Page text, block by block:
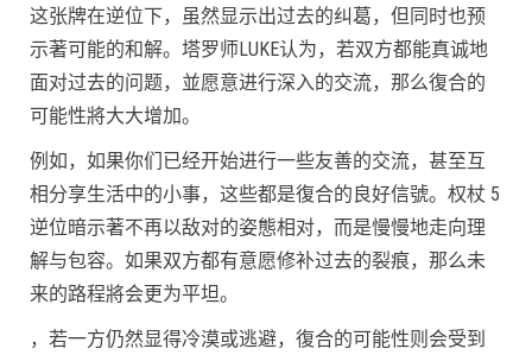
这张牌在逆位下，虽然显示出过去的纠葛，但同时也预
示著可能的和解。塔罗师LUKE认为，若双方都能真诚地
面对过去的问题，並愿意进行深入的交流，那么復合的
可能性將大大增加。
例如，如果你们已经开始进行一些友善的交流，甚至互
相分享生活中的小事，这些都是復合的良好信號。权杖 5
逆位暗示著不再以敌对的姿態相对，而是慢慢地走向理
解与包容。如果双方都有意愿修补过去的裂痕，那么未
来的路程將会更为平坦。
，若一方仍然显得冷漠或逃避，復合的可能性则会受到